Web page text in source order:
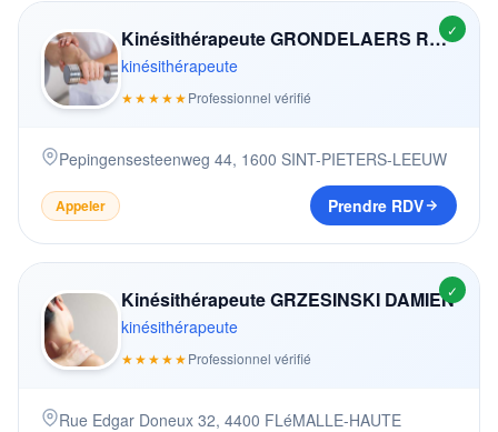
✓
Kinésithérapeute GRONDELAERS ROEL
kinésithérapeute
★★★★★Professionnel vérifié
Pepingensesteenweg 44, 1600 SINT-PIETERS-LEEUW
Appeler Prendre RDV
✓
Kinésithérapeute GRZESINSKI DAMIEN
kinésithérapeute
★★★★★Professionnel vérifié
Rue Edgar Doneux 32, 4400 FLéMALLE-HAUTE